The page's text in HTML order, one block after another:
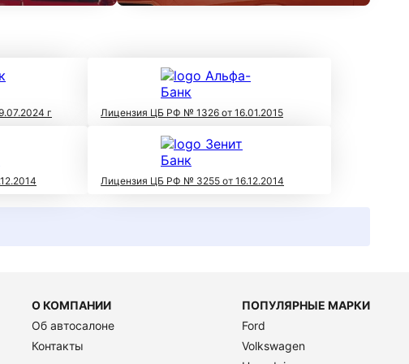
г Лицензия ЦБ РФ № 1326 от 16.01.2015
Лицензия ЦБ РФ № 3255 от 16.12.2014
О КОМПАНИИ
Об автосалоне
Контакты
ПОПУЛЯРНЫЕ МАРКИ
Ford
Volkswagen